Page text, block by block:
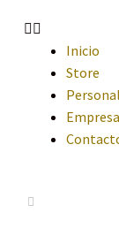
Inicio
Store